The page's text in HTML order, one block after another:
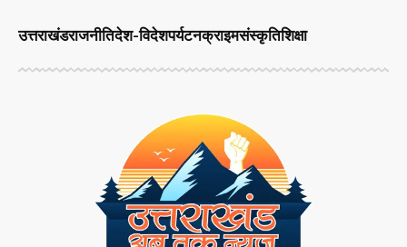
उत्तराखंडराजनीतिदेश-विदेशपर्यटनक्राइमसंस्कृतिशिक्षा